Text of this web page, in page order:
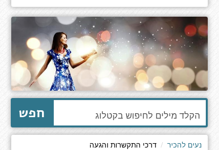
הקלד
מילים
לחיפוש
באתר
חפש
נעים להכיר דרכי התקשרות והגעה